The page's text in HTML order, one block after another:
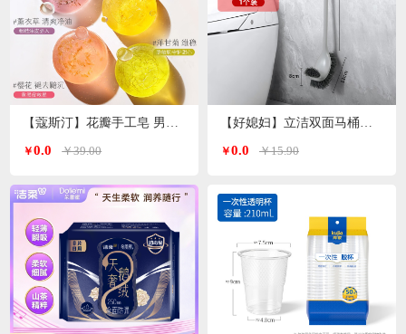
￥0.0 ￥39.00 ￥0.0 ￥15.90